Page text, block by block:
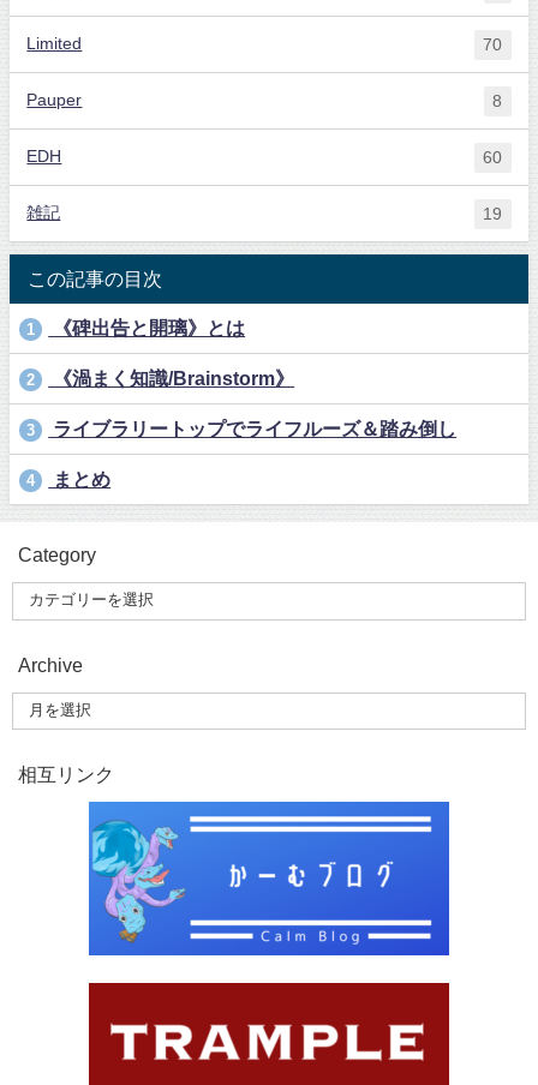
Limited 70
Pauper 8
EDH 60
雑記 19
この記事の目次
1 《碑出告と開璃》とは
2 《渦まく知識/Brainstorm》
3 ライブラリートップでライフルーズ＆踏み倒し
4 まとめ
Category
Archive
相互リンク